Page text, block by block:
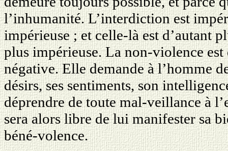
l’inhumanité. L’interdiction est
impérieuse ; et celle-là est d’autant
plus impérieuse. La non-violence
négative. Elle demande à l’homme
désirs, ses sentiments, son
déprendre de toute mal-veillance à
sera alors libre de lui manifester sa
béné-volence.